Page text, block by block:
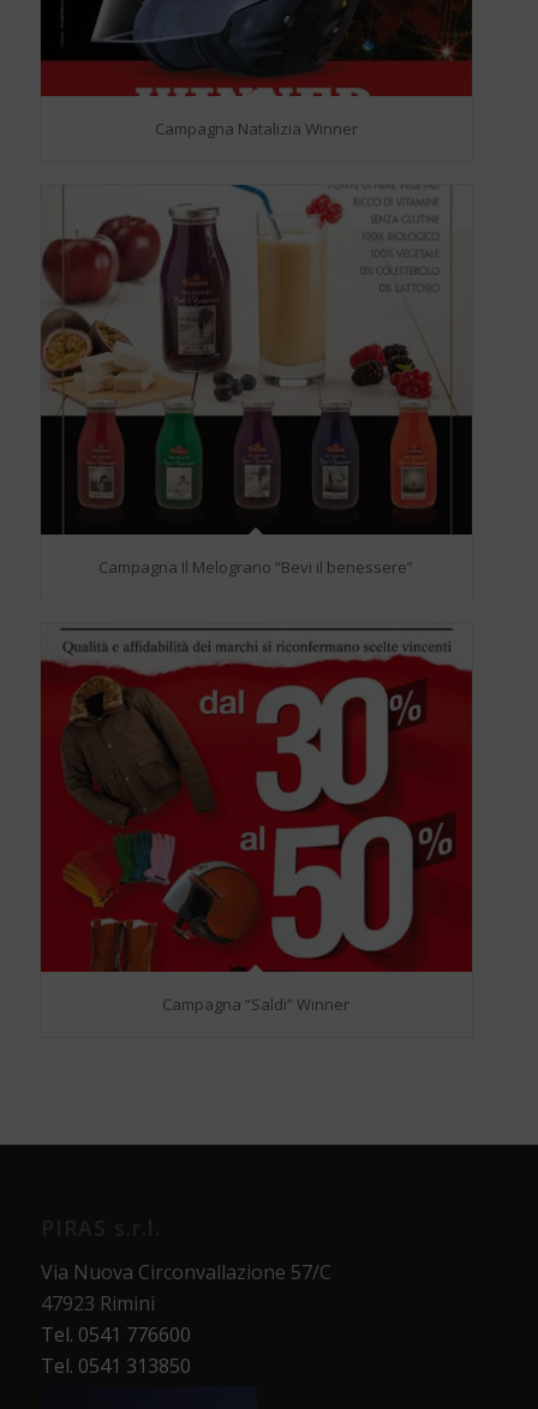
Campagna Natalizia Winner
Campagna Il Melograno “Bevi il benessere”
Campagna “Saldi” Winner
Via Nuova Circonvallazione 57/C
47923 Rimini
Tel. 0541 776600
Tel. 0541 313850